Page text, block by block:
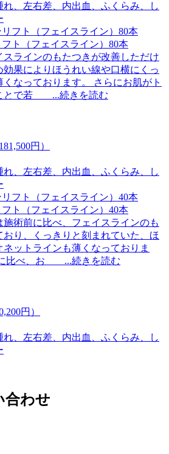
、左右差、内出血、ふくらみ、し
ト（フェイスライン）80本
スラインのもたつきが改善しただけ
効果によりほうれい線や口横にくっ
くなっております。 さらにお肌がト
とで若 ...続きを読む
円）
、左右差、内出血、ふくらみ、し
ト（フェイスライン）40本
施術前に比べ、フェイスラインのも
おり、くっきりと刻まれていた、ほ
ネットラインも薄くなっておりま
比べ、お ...続きを読む
円）
、左右差、内出血、ふくらみ、し
合わせ